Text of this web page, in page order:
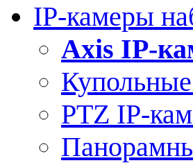
IP-камеры
Axis IP-
PTZ IP-